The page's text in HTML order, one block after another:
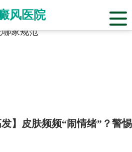
风医院
中科白癜风医院
标签合辑
家规范
发】皮肤频频“闹情绪”？警